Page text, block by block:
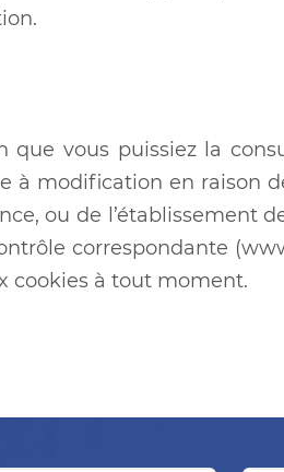
vous puissiez la
à modification en raison
ou de l’établissement
correspondante
cookies à tout moment.